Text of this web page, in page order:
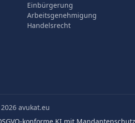
Einbürgerung
Arbeitsgenehmigung
Handelsrecht
avukat.eu